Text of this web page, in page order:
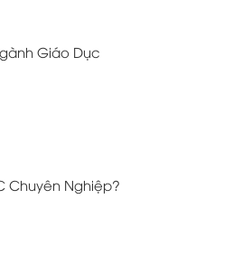
Giáo Dục
Chuyên Nghiệp?